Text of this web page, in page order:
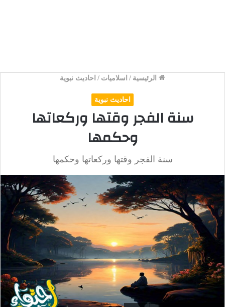
الرئيسية / اسلاميات / احاديث نبوية
احاديث نبوية
سنة الفجر وقتها وركعاتها
وحكمها
سنة الفجر وقتها وركعاتها وحكمها